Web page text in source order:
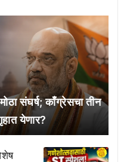
संघर्ष; काँग्रेसचा तीन
येणार?